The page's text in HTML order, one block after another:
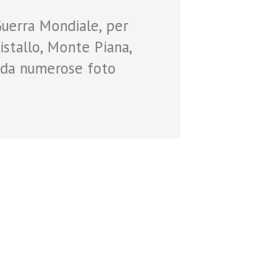
Mondiale, per
Monte Piana,
numerose foto